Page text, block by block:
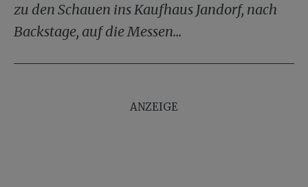
zu den Schauen ins Kaufhaus Jandorf, nach
Backstage, auf die Messen...
ANZEIGE